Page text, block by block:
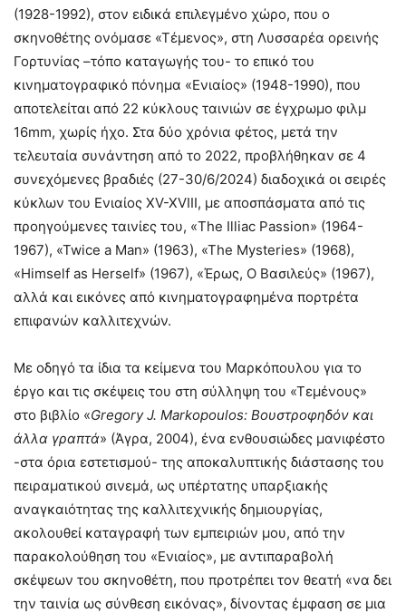
(1928-1992), στον ειδικά επιλεγμένο χώρο, που ο
σκηνοθέτης ονόμασε «Τέμενος», στη Λυσσαρέα ορεινής
Γορτυνίας –τόπο καταγωγής του- το επικό του
κινηματογραφικό πόνημα «Ενιαίος» (1948-1990), που
αποτελείται από 22 κύκλους ταινιών σε έγχρωμο φιλμ
16mm, χωρίς ήχο. Στα δύο χρόνια φέτος, μετά την
τελευταία συνάντηση από το 2022, προβλήθηκαν σε 4
συνεχόμενες βραδιές (27-30/6/2024) διαδοχικά οι σειρές
κύκλων του Ενιαίος XV-XVIII, με αποσπάσματα από τις
προηγούμενες ταινίες του, «The Illiac Passion» (1964-
1967), «Twice a Man» (1963), «The Mysteries» (1968),
«Himself as Herself» (1967), «Έρως, Ο Βασιλεύς» (1967),
αλλά και εικόνες από κινηματογραφημένα πορτρέτα
επιφανών καλλιτεχνών.
Με οδηγό τα ίδια τα κείμενα του Μαρκόπουλου για το
έργο και τις σκέψεις του στη σύλληψη του «Τεμένους»
στο βιβλίο «Gregory J. Markopoulos: Βουστροφηδόν και
άλλα γραπτά» (Άγρα, 2004), ένα ενθουσιώδες μανιφέστο
-στα όρια εστετισμού- της αποκαλυπτικής διάστασης του
πειραματικού σινεμά, ως υπέρτατης υπαρξιακής
αναγκαιότητας της καλλιτεχνικής δημιουργίας,
ακολουθεί καταγραφή των εμπειριών μου, από την
παρακολούθηση του «Ενιαίος», με αντιπαραβολή
σκέψεων του σκηνοθέτη, που προτρέπει τον θεατή «να δει
την ταινία ως σύνθεση εικόνας», δίνοντας έμφαση σε μια